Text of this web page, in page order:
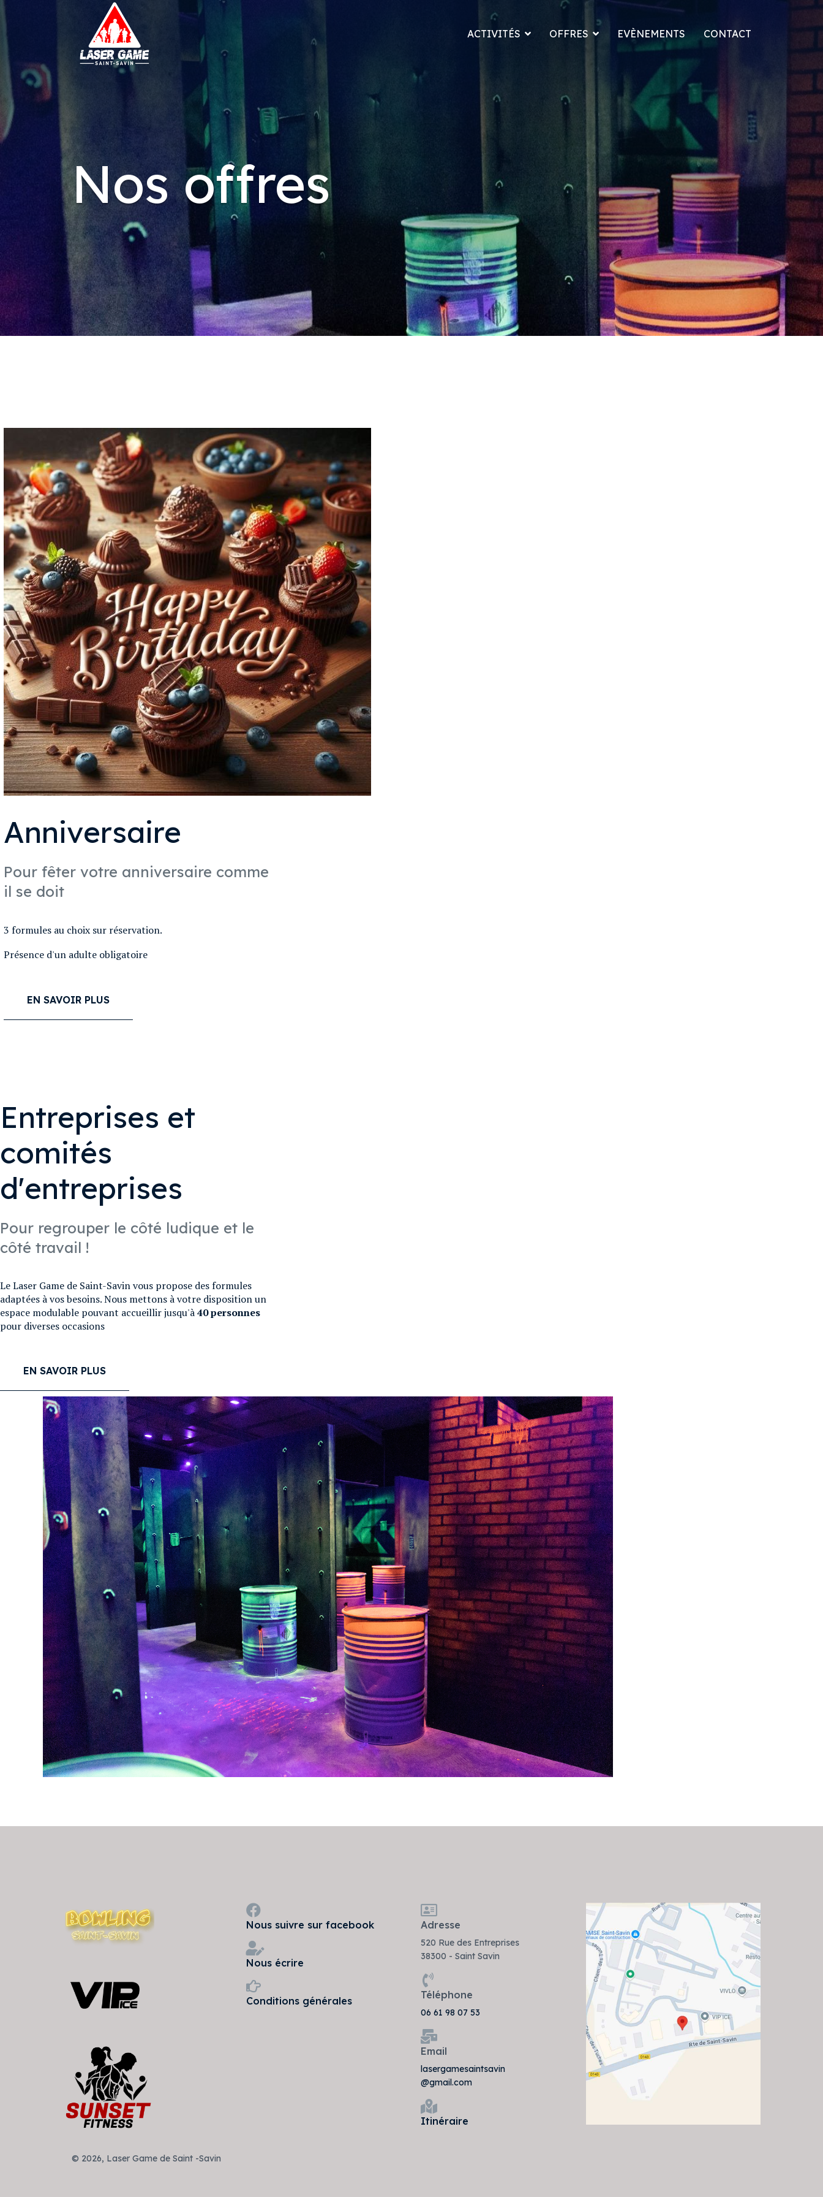
ACTIVITÉS OFFRES EVÈNEMENTS CONTACT
Nos offres
Anniversaire
Pour fêter votre anniversaire comme
il se doit
3 formules au choix sur réservation.
Présence d'un adulte obligatoire
EN SAVOIR PLUS
Entreprises et
comités
d'entreprises
Pour regrouper le côté ludique et le
côté travail !
Le Laser Game de Saint-Savin vous propose des formules
adaptées à vos besoins. Nous mettons à votre disposition un
espace modulable pouvant accueillir jusqu'à40 personnes
pour diverses occasions
EN SAVOIR PLUS
© 2026, Laser Game de Saint -Savin
Nous suivre sur facebook
Nous écrire
Conditions générales
Adresse
520 Rue des Entreprises
38300 - Saint Savin
Téléphone
06 61 98 07 53
Email
lasergamesaintsavin
@gmail.com
Itinéraire